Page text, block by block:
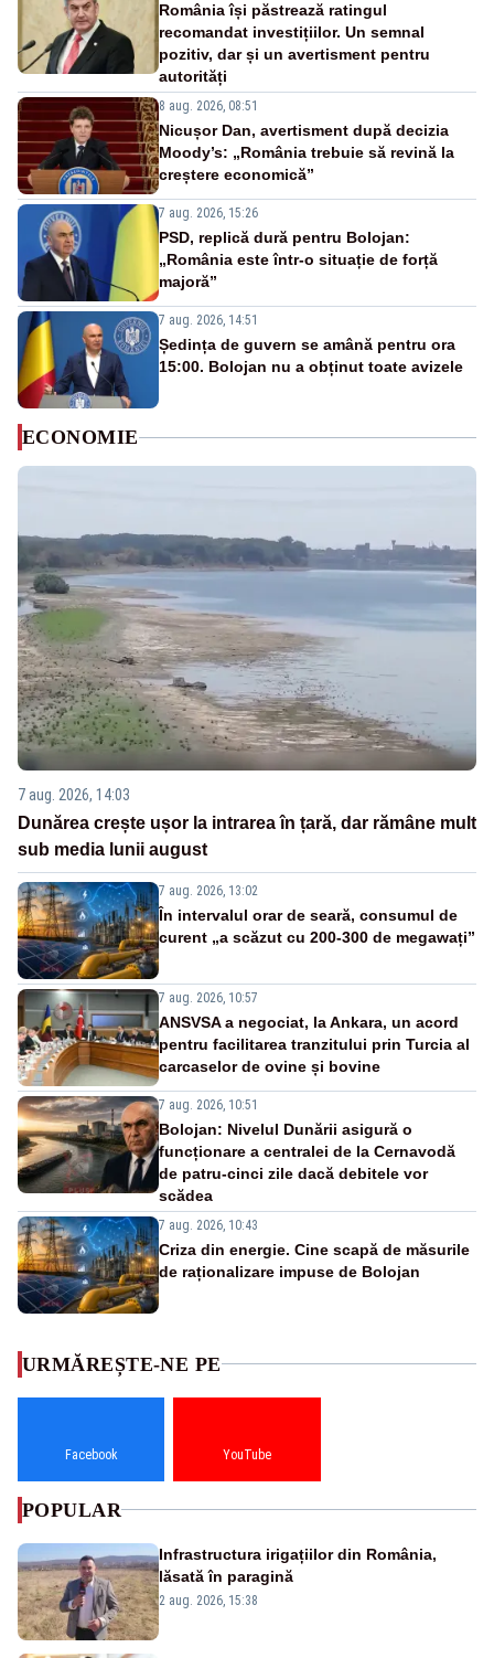
România își păstrează ratingul
recomandat investițiilor. Un semnal
pozitiv, dar și un avertisment pentru
autorități
8 aug. 2026, 08:51
Nicușor Dan, avertisment după decizia
Moody’s: „România trebuie să revină la
creștere economică”
7 aug. 2026, 15:26
PSD, replică dură pentru Bolojan:
„România este într-o situație de forță
majoră”
7 aug. 2026, 14:51
Ședința de guvern se amână pentru ora
15:00. Bolojan nu a obținut toate avizele
ECONOMIE
7 aug. 2026, 14:03
Dunărea crește ușor la intrarea în țară, dar rămâne mult
sub media lunii august
7 aug. 2026, 13:02
În intervalul orar de seară, consumul de
curent „a scăzut cu 200-300 de megawați”
7 aug. 2026, 10:57
ANSVSA a negociat, la Ankara, un acord
pentru facilitarea tranzitului prin Turcia al
carcaselor de ovine și bovine
7 aug. 2026, 10:51
Bolojan: Nivelul Dunării asigură o
funcționare a centralei de la Cernavodă
de patru-cinci zile dacă debitele vor
scădea
7 aug. 2026, 10:43
Criza din energie. Cine scapă de măsurile
de raționalizare impuse de Bolojan
URMĂREȘTE-NE PE
Facebook YouTube
POPULAR
Infrastructura irigațiilor din România,
lăsată în paragină
2 aug. 2026, 15:38